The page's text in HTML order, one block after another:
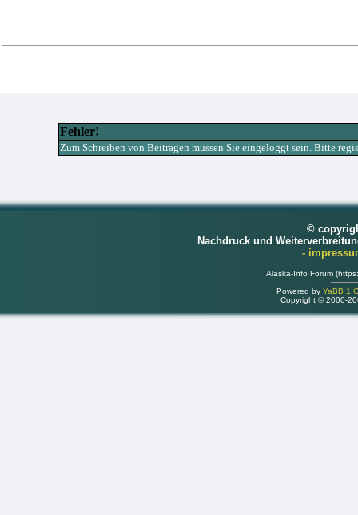
Fehler!
Zum Schreiben von Beiträgen müssen Sie eingeloggt sein. Bitte
©
Nachdruck und
-
Alaska-Info Forum
Powered by YaBB 1
Copyright © 2000-